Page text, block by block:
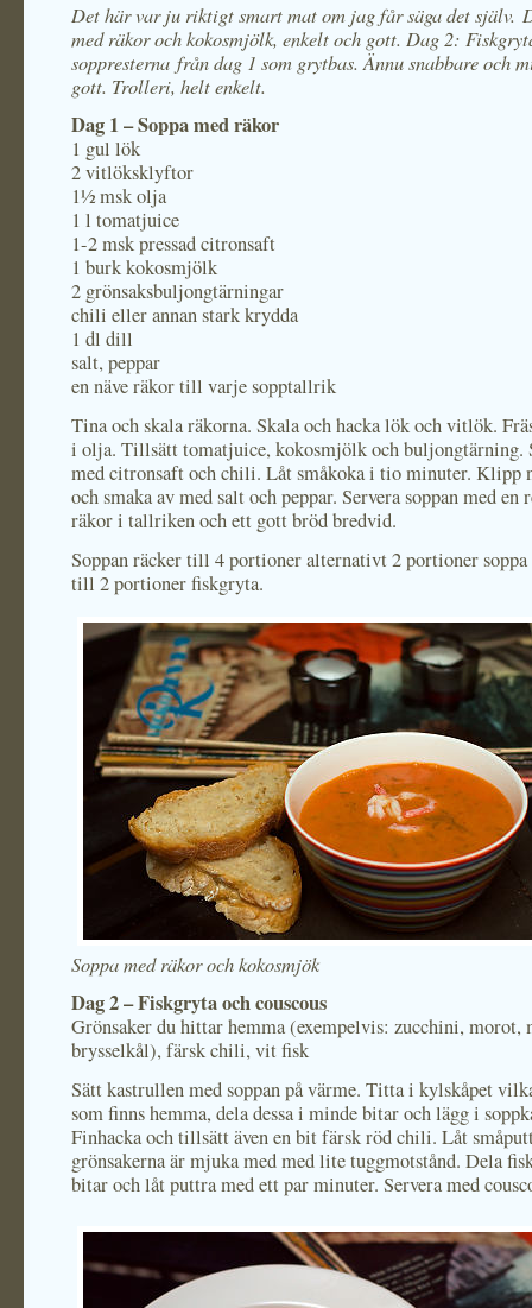
Det här var ju riktigt smart mat om jag får säga det själv.
med räkor och kokosmjölk, enkelt och gott. Dag 2:
soppresterna från dag 1 som grytbas. Ännu snabbare och
gott. Trolleri, helt enkelt.
Dag 1 – Soppa med räkor
1 gul lök
2 vitlöksklyftor
1½ msk olja
1 l tomatjuice
1-2 msk pressad citronsaft
1 burk kokosmjölk
2 grönsaksbuljongtärningar
chili eller annan stark krydda
1 dl dill
salt, peppar
en näve räkor till varje sopptallrik
Tina och skala räkorna. Skala och hacka lök och vitlök.
i olja. Tillsätt tomatjuice, kokosmjölk och buljongtärning.
med citronsaft och chili. Låt småkoka i tio minuter. Klipp
och smaka av med salt och peppar. Servera soppan med en
räkor i tallriken och ett gott bröd bredvid.
Soppan räcker till 4 portioner alternativt 2 portioner soppa
till 2 portioner fiskgryta.
Soppa med räkor och kokosmjök
Dag 2 – Fiskgryta och couscous
Grönsaker du hittar hemma (exempelvis: zucchini, morot,
brysselkål), färsk chili, vit fisk
Sätt kastrullen med soppan på värme. Titta i kylskåpet
som finns hemma, dela dessa i minde bitar och lägg i
Finhacka och tillsätt även en bit färsk röd chili. Låt
grönsakerna är mjuka med med lite tuggmotstånd. Dela
bitar och låt puttra med ett par minuter. Servera med